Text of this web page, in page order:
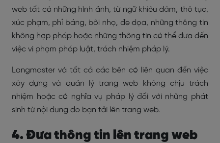
web tất cả những hình ảnh, từ ngữ khiêu dâm, thô tục,
xúc phạm, phỉ báng, bôi nhọ, đe dọa, những thông tin
không hợp pháp hoặc những thông tin có thể đưa đến
việc vi phạm pháp luật, trách nhiệm pháp lý.
Langmaster và tất cả các bên có liên quan đến việc
xây dựng và quản lý trang web không chịu trách
nhiệm hoặc có nghĩa vụ pháp lý đối với những phát
sinh từ nội dung do bạn tải lên trang web.
4. Đưa thông tin lên trang web